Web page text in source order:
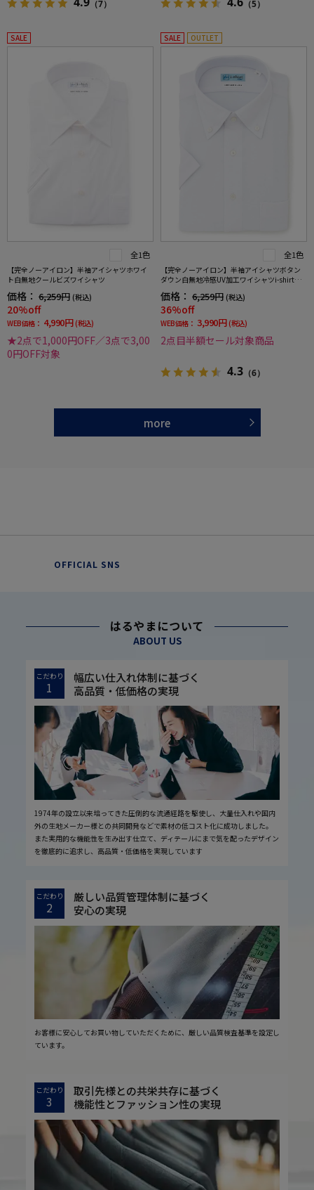
（7） （5）
SALE
全1色
【完全ノーアイロン】半袖アイシャツホワイ
ト白無地クールビズワイシャツ
価格： 6,259円 (税込)
20%off
WEB価格： 4,990円 (税込)
★2点で1,000円OFF／3点で3,00
0円OFF対象
SALE OUTLET
全1色
【完全ノーアイロン】半袖アイシャツボタン
ダウン白無地冷感UV加工ワイシャツi-shirt春
夏
価格： 6,259円 (税込)
36%off
WEB価格： 3,990円 (税込)
2点目半額セール対象商品
4.3 （6）
more
OFFICIAL SNS
はるやまについて
ABOUT US
こだわり
1
幅広い仕入れ体制に基づく
高品質・低価格の実現
1974年の設立以来培ってきた圧倒的な流通経路を駆使し、大量仕入れや国内
外の生地メーカー様との共同開発などで素材の低コスト化に成功しました。
また実用的な機能性を生み出す仕立て、ディテールにまで気を配ったデザイン
を徹底的に追求し、高品質・低価格を実現しています
こだわり
2
厳しい品質管理体制に基づく
安心の実現
お客様に安心してお買い物していただくために、厳しい品質検査基準を設定し
ています。
こだわり
3
取引先様との共栄共存に基づく
機能性とファッション性の実現